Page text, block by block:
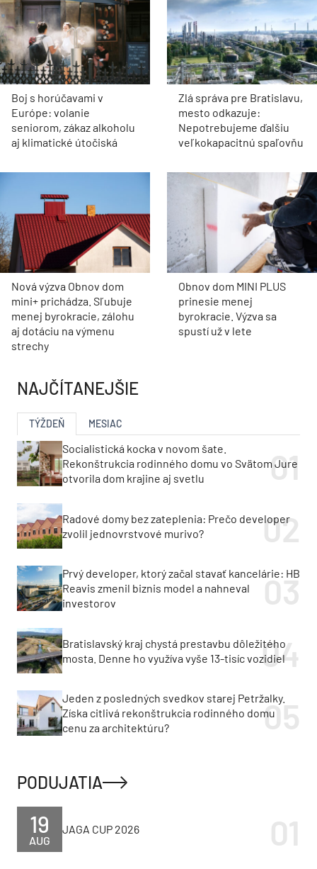
Boj s horúčavami v
Európe: volanie
seniorom, zákaz alkoholu
aj klimatické útočiská
Zlá správa pre Bratislavu,
mesto odkazuje:
Nepotrebujeme ďalšiu
veľkokapacitnú spaľovňu
Nová výzva Obnov dom
mini+ prichádza. Sľubuje
menej byrokracie, zálohu
aj dotáciu na výmenu
strechy
Obnov dom MINI PLUS
prinesie menej
byrokracie. Výzva sa
spustí už v lete
NAJČÍTANEJŠIE
TÝŽDEŇ MESIAC
Socialistická kocka v novom šate.
Rekonštrukcia rodinného domu vo Svätom Jure
otvorila dom krajine aj svetlu
Radové domy bez zateplenia: Prečo developer
zvolil jednovrstvové murivo?
Prvý developer, ktorý začal stavať kancelárie: HB
Reavis zmenil biznis model a nahneval
investorov
Bratislavský kraj chystá prestavbu dôležitého
mosta. Denne ho využíva vyše 13-tisíc vozidiel
Jeden z posledných svedkov starej Petržalky.
Získa citlivá rekonštrukcia rodinného domu
cenu za architektúru?
PODUJATIA
AUG
19 JAGA CUP 2026